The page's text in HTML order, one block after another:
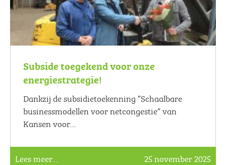
Subside toegekend voor onze
energiestrategie!
Dankzij de subsidietoekenning ”Schaalbare
businessmodellen voor netcongestie” van
Kansen voor…
Lees meer... 25 november 2025